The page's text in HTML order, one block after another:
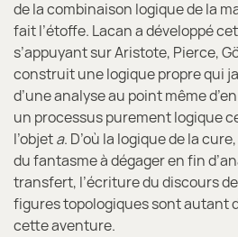
de la combinaison logique de la
fait l’étoffe. Lacan a développé
s’appuyant sur Aristote, Pierce,
construit une logique propre qui
d’une analyse au point même
un processus purement logique
l’objeta. D’où la logique de la
du fantasme à dégager en fin
transfert, l’écriture du discours
figures topologiques sont autant
cette aventure.